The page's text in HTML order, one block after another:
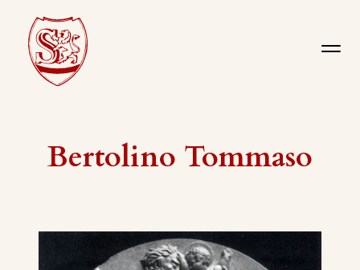
Bertolino Tommaso